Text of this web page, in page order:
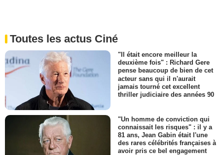
Toutes les actus Ciné
"Il était encore meilleur la
deuxième fois" : Richard Gere
pense beaucoup de bien de cet
acteur sans qui il n'aurait
jamais tourné cet excellent
thriller judiciaire des années 90
"Un homme de conviction qui
connaissait les risques" : il y a
81 ans, Jean Gabin était l'une
des rares célébrités françaises à
avoir pris ce bel engagement